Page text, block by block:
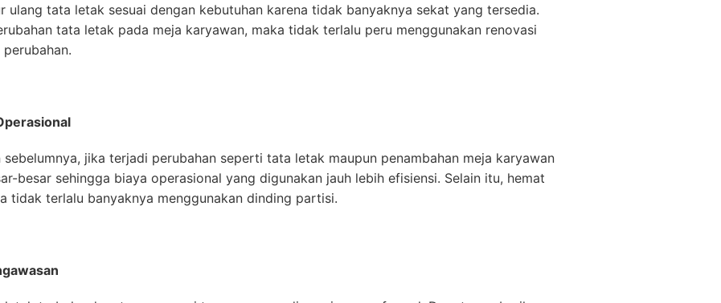
tata letak sesuai dengan kebutuhan karena tidak banyaknya sekat yang tersedia.
tata letak pada meja karyawan, maka tidak terlalu peru menggunakan renovasi
jika terjadi perubahan seperti tata letak maupun penambahan meja karyawan
besar sehingga biaya operasional yang digunakan jauh lebih efisiensi. Selain itu, hemat
tidak terlalu banyaknya menggunakan dinding partisi.